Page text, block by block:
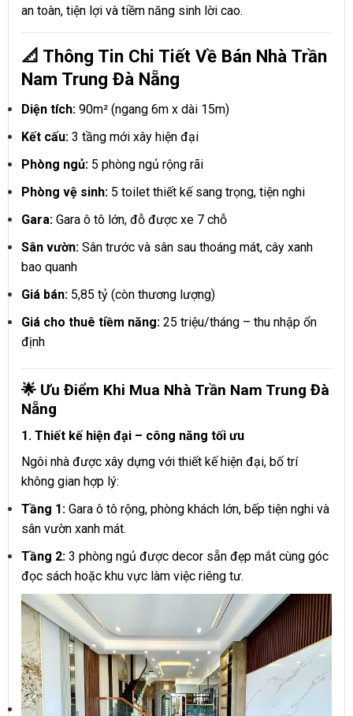
an toàn, tiện lợi và tiềm năng sinh lời cao.
📐 Thông Tin Chi Tiết Về Bán Nhà Trần
Nam Trung Đà Nẵng
Diện tích: 90m² (ngang 6m x dài 15m)
Kết cấu: 3 tầng mới xây hiện đại
Phòng ngủ: 5 phòng ngủ rộng rãi
Phòng vệ sinh: 5 toilet thiết kế sang trọng, tiện nghi
Gara: Gara ô tô lớn, đỗ được xe 7 chỗ
Sân vườn: Sân trước và sân sau thoáng mát, cây xanh
bao quanh
Giá bán: 5,85 tỷ (còn thương lượng)
Giá cho thuê tiềm năng: 25 triệu/tháng – thu nhập ổn
định
🌟 Ưu Điểm Khi Mua Nhà Trần Nam Trung Đà
Nẵng
1. Thiết kế hiện đại – công năng tối ưu
Ngôi nhà được xây dựng với thiết kế hiện đại, bố trí
không gian hợp lý:
Tầng 1: Gara ô tô rộng, phòng khách lớn, bếp tiện nghi và
sân vườn xanh mát.
Tầng 2: 3 phòng ngủ được decor sẵn đẹp mắt cùng góc
đọc sách hoặc khu vực làm việc riêng tư.